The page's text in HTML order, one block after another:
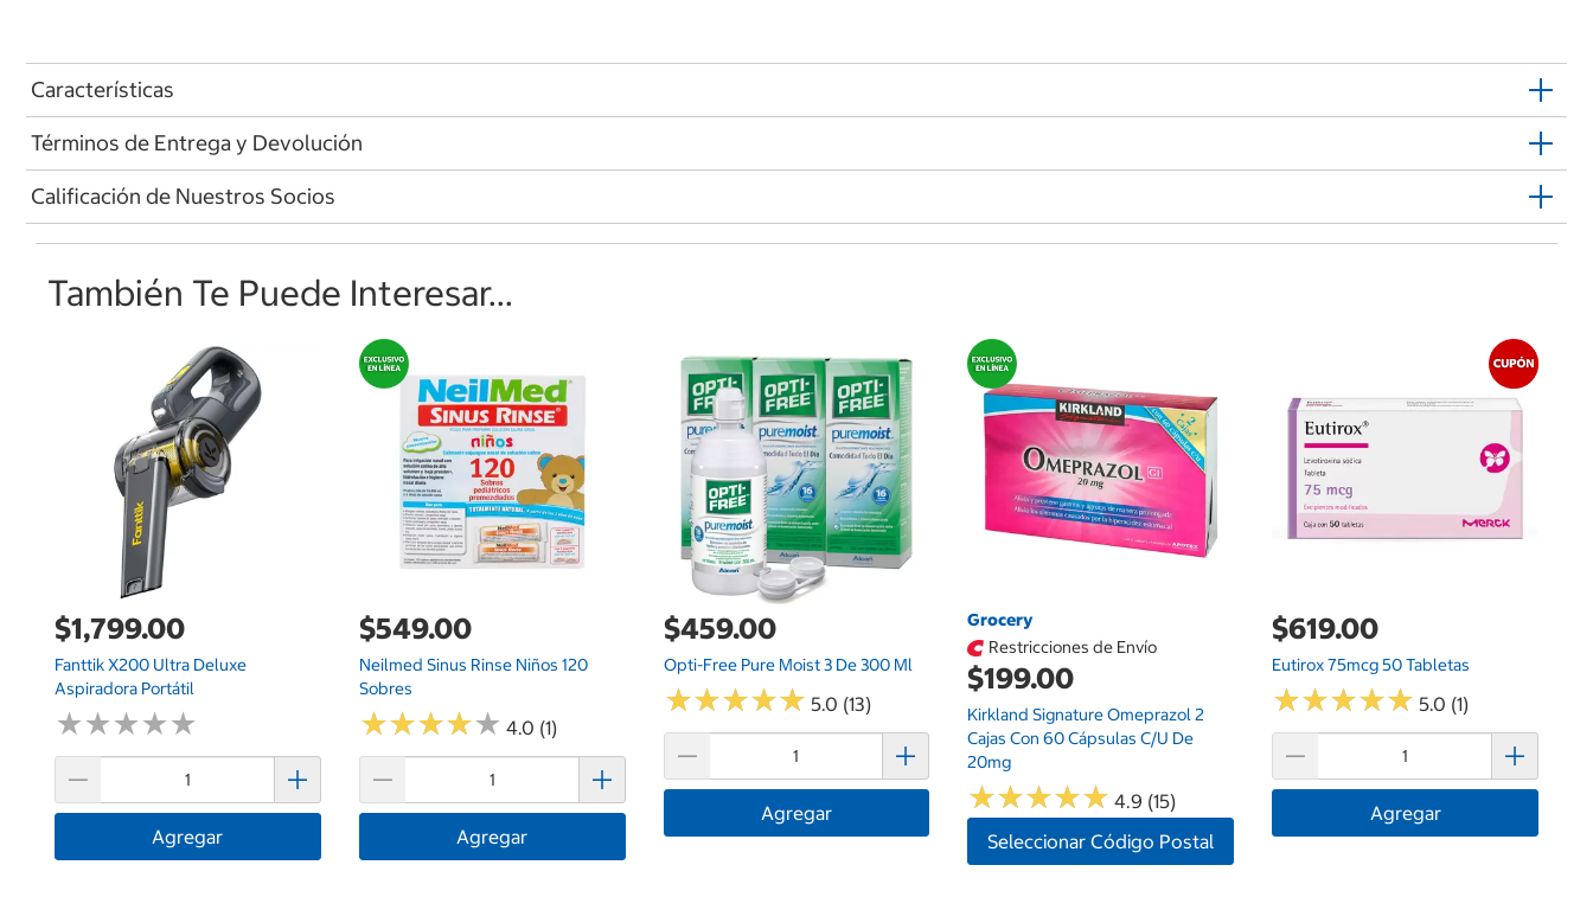
Características
Términos de Entrega y Devolución
Calificación de Nuestros Socios
También Te Puede Interesar...
$1,799.00
Fanttik X200 Ultra Deluxe
Aspiradora Portátil
★★★★★
★★★★★
Agregar
$549.00
Neilmed Sinus Rinse Niños 120
Sobres
★★★★★
★★★★★ 4.0 (1)
Agregar
$459.00
Opti-Free Pure Moist 3 De 300 Ml
★★★★★
★★★★★ 5.0 (13)
Agregar
Grocery
Restricciones de Envío
$199.00
Kirkland Signature Omeprazol 2
Cajas Con 60 Cápsulas C/u De
20mg
★★★★★
★★★★★ 4.9 (15)
Seleccionar Código Postal
$619.00
Eutirox 75mcg 50 Tabletas
★★★★★
★★★★★ 5.0 (1)
Agregar